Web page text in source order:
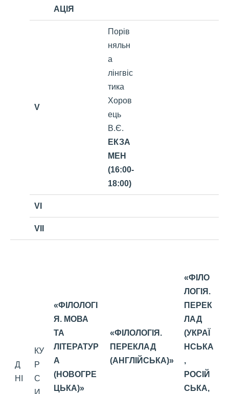
АЦІЯ
V
Порів
няльн
а
лінгвіс
тика
Хоров
ець
В.Є.
ЕКЗА
МЕН
(16:00-
18:00)
VI
VII
Д
НІ
КУ
Р
С
«ФІЛОЛОГІ
Я. МОВА
ТА
ЛІТЕРАТУР
А
(НОВОГРЕ
ЦЬКА)»
«ФІЛОЛОГІЯ.
ПЕРЕКЛАД
(АНГЛІЙСЬКА)»
«ФІЛО
ЛОГІЯ.
ПЕРЕК
ЛАД
(УКРАЇ
НСЬКА
,
РОСІЙ
СЬКА,